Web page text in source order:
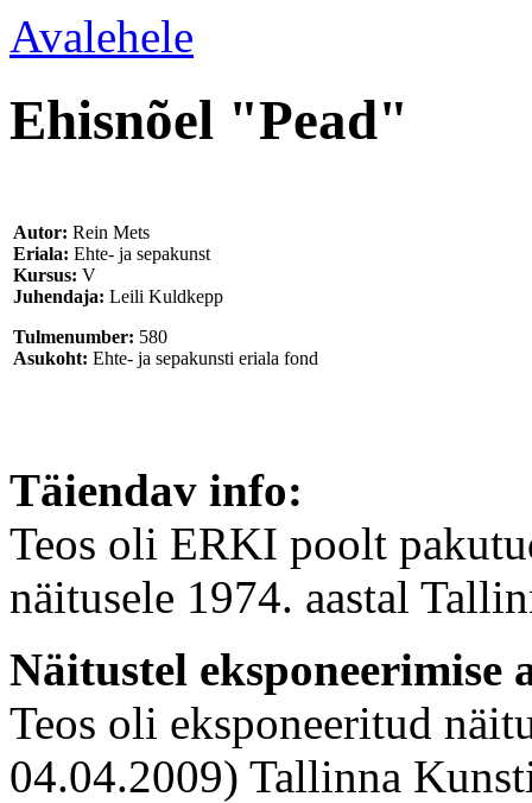
Avalehele
Ehisnõel "Pead"
Autor: Rein Mets
Eriala: Ehte- ja sepakunst
Kursus: V
Juhendaja: Leili Kuldkepp
Tulmenumber: 580
Asukoht: Ehte- ja sepakunsti eriala fond
Täiendav info:
Teos oli ERKI poolt
näitusele 1974. aastal
Näitustel eksponeerimise
Teos oli eksponeeritud
04.04.2009) Tallinna